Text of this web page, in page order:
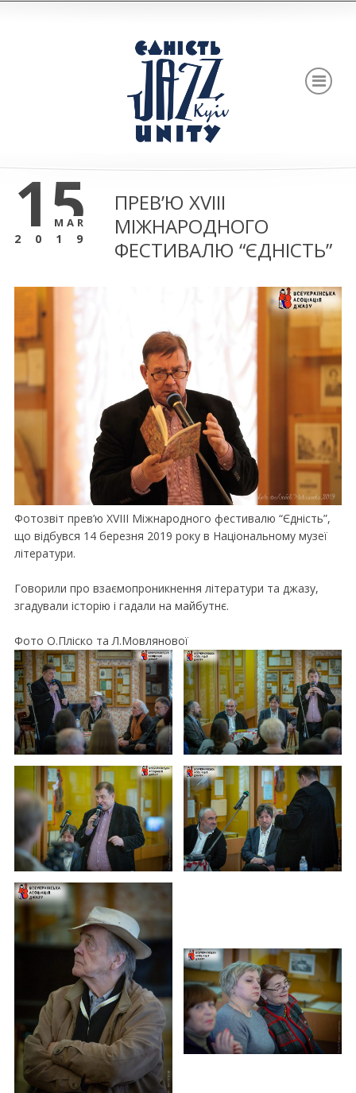
15
MAR
2019
ПРЕВ’Ю XVIII
МІЖНАРОДНОГО
ФЕСТИВАЛЮ “ЄДНІСТЬ”
Фотозвіт прев’ю XVIII Міжнародного фестивалю “Єдність”,
що відбувся 14 березня 2019 року в Національному музеї
літератури.
Говорили про взаємопроникнення літератури та джазу,
згадували історію і гадали на майбутнє.
Фото О.Пліско та Л.Мовлянової